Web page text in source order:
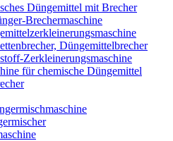
Düngemittel mit Brecher
Brechermaschine
Düngemittelbrecher
Zerkleinerungsmaschine
für chemische Düngemittel